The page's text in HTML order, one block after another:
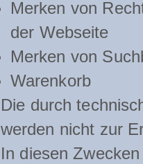
Merken von
der Webseite
Merken von
Warenkorb
Die durch
werden nicht zur
In diesen